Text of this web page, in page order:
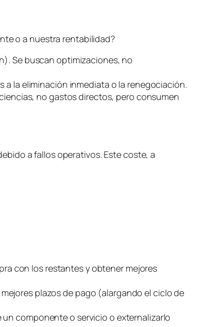
o a nuestra rentabilidad?
Se buscan optimizaciones, no
a la eliminación inmediata o la renegociación.
no gastos directos, pero consumen
a fallos operativos. Este coste, a
con los restantes y obtener mejores
plazos de pago (alargando el ciclo de
componente o servicio o externalizarlo